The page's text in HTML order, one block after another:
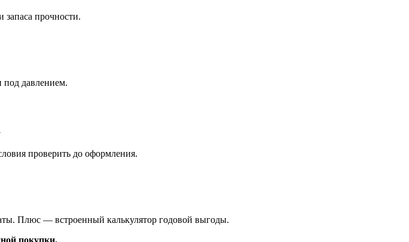
запаса прочности.
под давлением.
проверить до оформления.
Плюс — встроенный калькулятор годовой выгоды.